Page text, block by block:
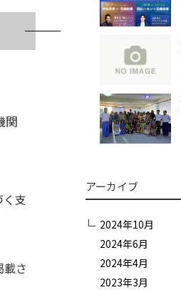
関
支
さ
アーカイブ
2024年10月
2024年6月
2024年4月
2023年3月